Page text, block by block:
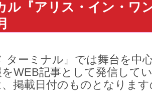
ル『アリス・イン・ワ
ターミナル』では舞台を中
をWEB記事として発信して
掲載日付のものとなりま